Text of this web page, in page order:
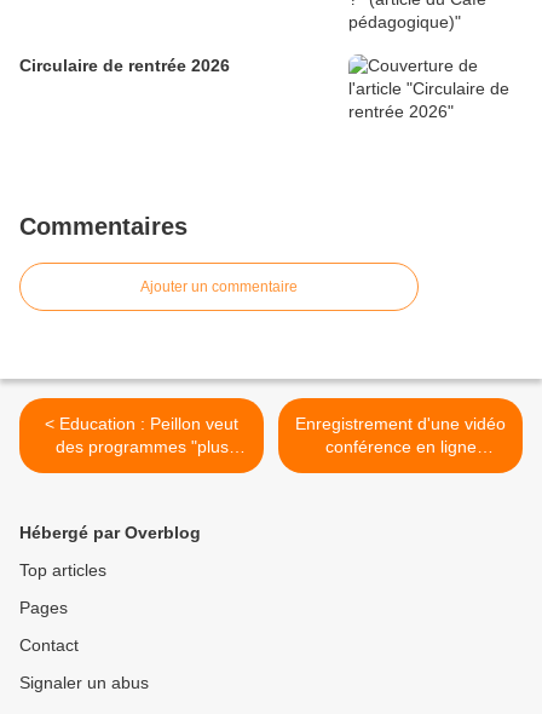
Circulaire de rentrée 2026
Commentaires
Ajouter un commentaire
< Education : Peillon veut
des programmes "plus
efficaces" (reportage vidéo
Enregistrement d'une vidéo
conférence en ligne
concernant les rythmes
Hébergé par Overblog
Top articles
Pages
Contact
Signaler un abus